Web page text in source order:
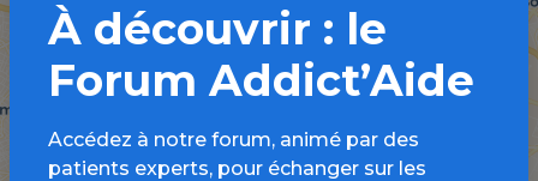
À découvrir : le
Forum Addict’Aide
Accédez à notre forum, animé par des
patients experts, pour échanger sur les